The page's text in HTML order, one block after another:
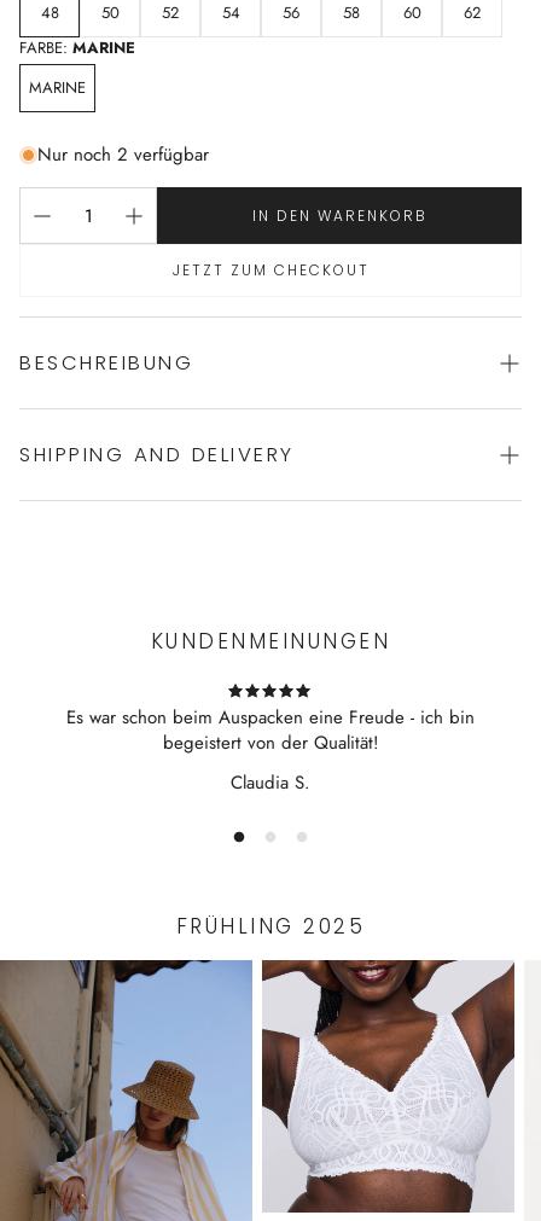
48
50 52 54 56 58 60
62
FARBE: MARINE
MARINE
Nur noch 2 verfügbar
IN DEN WARENKORB
JETZT ZUM CHECKOUT
BESCHREIBUNG
Sportlicher Pyjama von NOVILA
Pyjamahose mit dem Novila-Softbund
SHIPPING AND DELIVERY
KUNDENMEINUNGEN
Es war schon beim Auspacken eine Freude - ich bin
begeistert von der Qualität!
Claudia S.
FRÜHLING 2025